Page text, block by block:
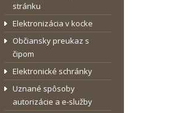
stránku
Elektronizácia v kocke
Občiansky preukaz s
čipom
Elektronické schránky
Uznané spôsoby
autorizácie a e-služby